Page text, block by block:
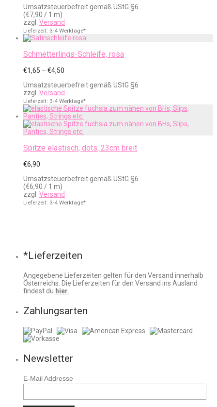
Umsatzsteuerbefreit gemäß UStG §6
(€7,90 / 1 m)
zzgl. Versand
Lieferzeit: 3-4 Werktage*
Schmetterlings-Schleife, rosa
€1,65 – €4,50
bis
€4,50
Umsatzsteuerbefreit gemäß UStG §6
zzgl. Versand
Lieferzeit: 3-4 Werktage*
Spitze elastisch, dots, 23cm breit
€6,90
Umsatzsteuerbefreit gemäß UStG §6
(€6,90 / 1 m)
zzgl. Versand
Lieferzeit: 3-4 Werktage*
*Lieferzeiten
Angegebene Lieferzeiten gelten für den Versand innerhalb
Österreichs. Die Lieferzeiten für den Versand ins Ausland
findest du hier.
Zahlungsarten
Newsletter
E-Mail Addresse